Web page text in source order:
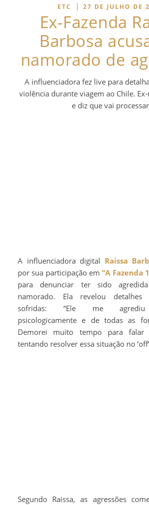
ETC | 27 DE JULHO DE
Ex-Fazenda
Barbosa
namorado de
A influenciadora fez live para
violência durante viagem ao Chile.
e diz que vai processar
A influenciadora digital Raissa
por sua participação em“A Fazenda
para denunciar ter sido
namorado. Ela revelou detalhes
sofridas: “Ele me agrediu
psicologicamente e de todas as
Demorei muito tempo para falar
tentando resolver essa situação no
Segundo Raissa, as agressões